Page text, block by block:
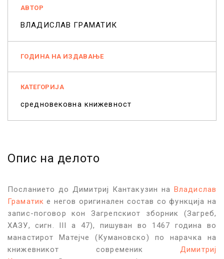
АВТОР
ВЛАДИСЛАВ ГРАМАТИК
ГОДИНА НА ИЗДАВАЊЕ
КАТЕГОРИЈА
средновековна книжевност
Опис на делото
Посланието до Димитриј Кантакузин на Владислав
Граматик е негов оригинален состав со функција на
запис-поговор кон Загрепскиот зборник (Загреб,
ХАЗУ, сигн. III а 47), пишуван во 1467 година во
манастирот Матејче (Кумановско) по нарачка на
книжевникот современик Димитриј